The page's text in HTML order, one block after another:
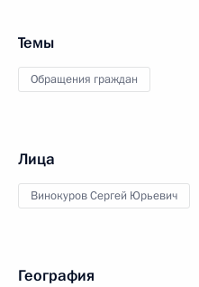
Темы
Обращения граждан
Лица
Винокуров Сергей Юрьевич
География